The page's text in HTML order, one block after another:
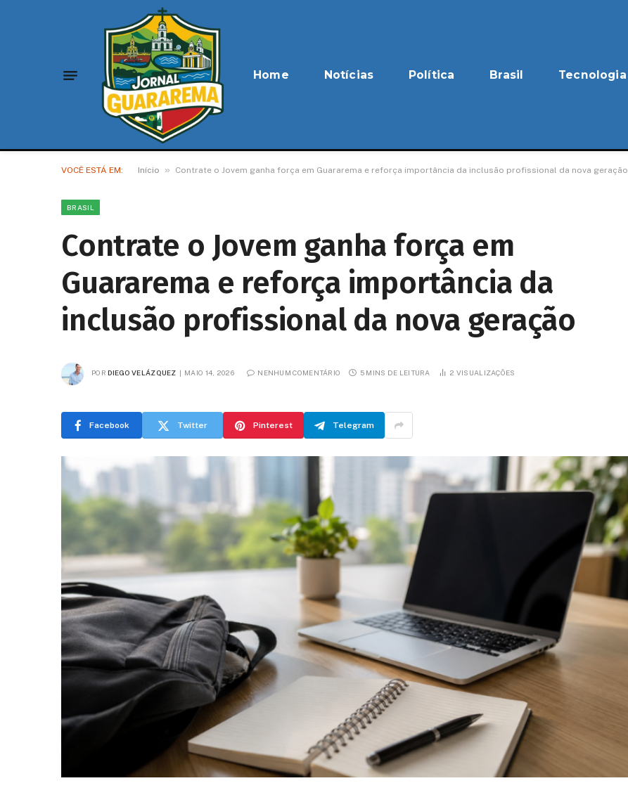
Home Notícias Política Brasil Tecnologia
VOCÊ ESTÁ EM: Início » Contrate o Jovem ganha força em Guararema e reforça importância da inclusão profissional da nova geração
BRASIL
Contrate o Jovem ganha força em
Guararema e reforça importância da
inclusão profissional da nova geração
POR DIEGO VELÁZQUEZ MAIO 14, 2026 NENHUM COMENTÁRIO 5 MINS DE LEITURA 2 VISUALIZAÇÕES
Facebook Twitter Pinterest Telegram